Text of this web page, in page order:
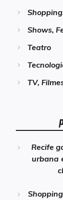
Shows,
Teatro
TV,
Recife
urbana